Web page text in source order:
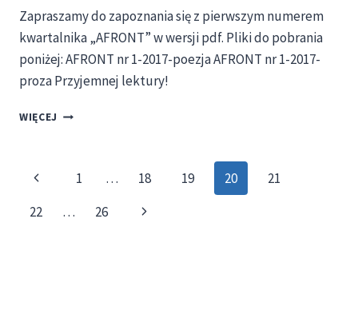
Zapraszamy do zapoznania się z pierwszym numerem
kwartalnika „AFRONT” w wersji pdf. Pliki do pobrania
poniżej: AFRONT nr 1-2017-poezja AFRONT nr 1-2017-
proza Przyjemnej lektury!
WIĘCEJ AFRONT
WERSJI
Nawigacja
strony
Poprzednia
strona
1 … 18 19 20
21
22
… 26
Następna